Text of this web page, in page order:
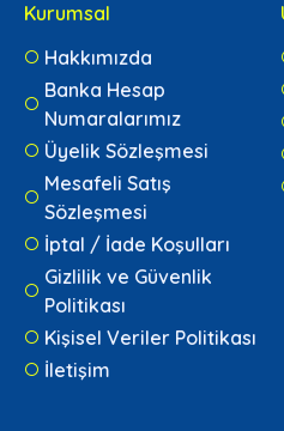
Kurumsal
Hakkımızda
Banka Hesap
Numaralarımız
Üyelik Sözleşmesi
Mesafeli Satış
Sözleşmesi
İptal / İade Koşulları
Gizlilik ve Güvenlik
Politikası
Kişisel Veriler Politikası
İletişim